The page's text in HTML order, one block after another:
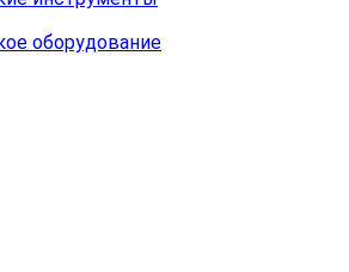
оборудование